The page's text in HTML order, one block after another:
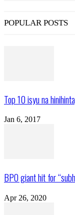
POPULAR POSTS
Top 10 isyu na
Jan 6, 2017
BPO giant hit for
Apr 26, 2020